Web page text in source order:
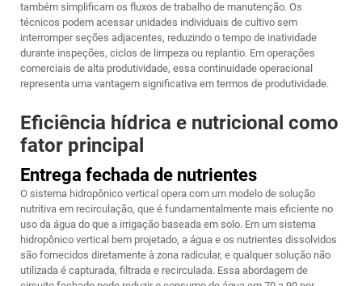
também simplificam os fluxos de trabalho de manutenção. Os
técnicos podem acessar unidades individuais de cultivo sem
interromper seções adjacentes, reduzindo o tempo de inatividade
durante inspeções, ciclos de limpeza ou replantio. Em operações
comerciais de alta produtividade, essa continuidade operacional
representa uma vantagem significativa em termos de produtividade.
Eficiência hídrica e nutricional como
fator principal
Entrega fechada de nutrientes
O sistema hidropônico vertical opera com um modelo de solução
nutritiva em recirculação, que é fundamentalmente mais eficiente no
uso da água do que a irrigação baseada em solo. Em um sistema
hidropônico vertical bem projetado, a água e os nutrientes dissolvidos
são fornecidos diretamente à zona radicular, e qualquer solução não
utilizada é capturada, filtrada e recirculada. Essa abordagem de